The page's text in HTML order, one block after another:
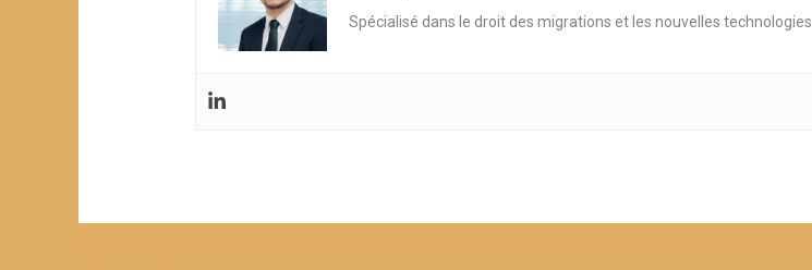
Spécialisé dans le droit des migrations et les nouvelles technologies.